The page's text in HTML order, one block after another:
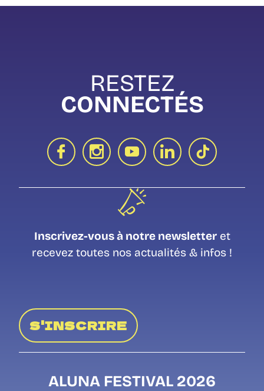
RESTEZ
CONNECTÉS
Inscrivez-vous à notre newsletteret
recevez toutes nos actualités & infos !
S'INSCRIRE
ALUNA FESTIVAL 2026